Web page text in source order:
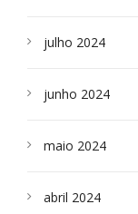
julho 2024
junho 2024
maio 2024
abril 2024